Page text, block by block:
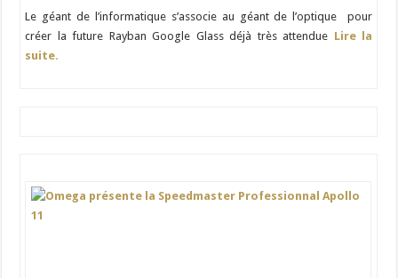
Le géant de l’informatique s’associe au géant de l’optique pour
créer la future Rayban Google Glass déjà très attendue Lire la
suite.